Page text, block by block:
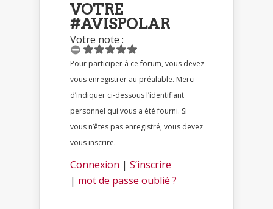
VOTRE
#AVISPOLAR
Votre note :
Pour participer à ce forum, vous devez
vous enregistrer au préalable. Merci
d’indiquer ci-dessous l’identifiant
personnel qui vous a été fourni. Si
vous n’êtes pas enregistré, vous devez
vous inscrire.
Connexion | S’inscrire
| mot de passe oublié ?